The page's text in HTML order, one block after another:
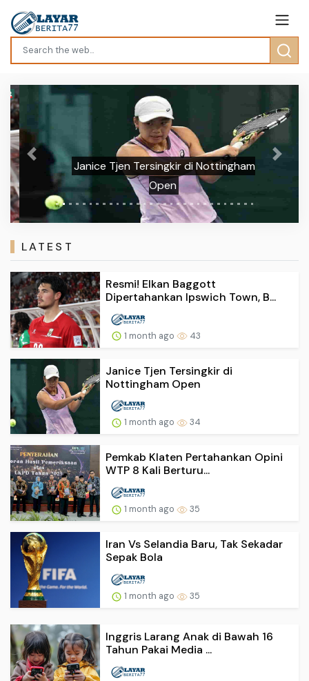
Janice Tjen Tersingkir di Nottingham
Open
Previous Next
LATEST
Resmi! Elkan Baggott
Dipertahankan Ipswich Town, B...
1 month ago 43
Janice Tjen Tersingkir di
Nottingham Open
1 month ago 34
Pemkab Klaten Pertahankan Opini
WTP 8 Kali Berturu...
1 month ago 35
Iran Vs Selandia Baru, Tak Sekadar
Sepak Bola
1 month ago 35
Inggris Larang Anak di Bawah 16
Tahun Pakai Media ...